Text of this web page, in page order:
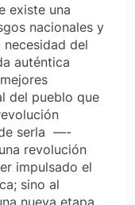
existe una
nacionales y
del
auténtica
del pueblo que
de serla —-
revolución
impulsado el
sino al
nueva etapa